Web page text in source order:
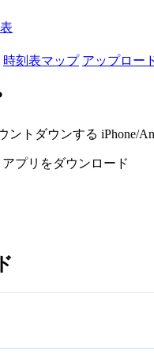
時刻表マップ アップロー
トダウンする iPhone/
アプリをダウンロード